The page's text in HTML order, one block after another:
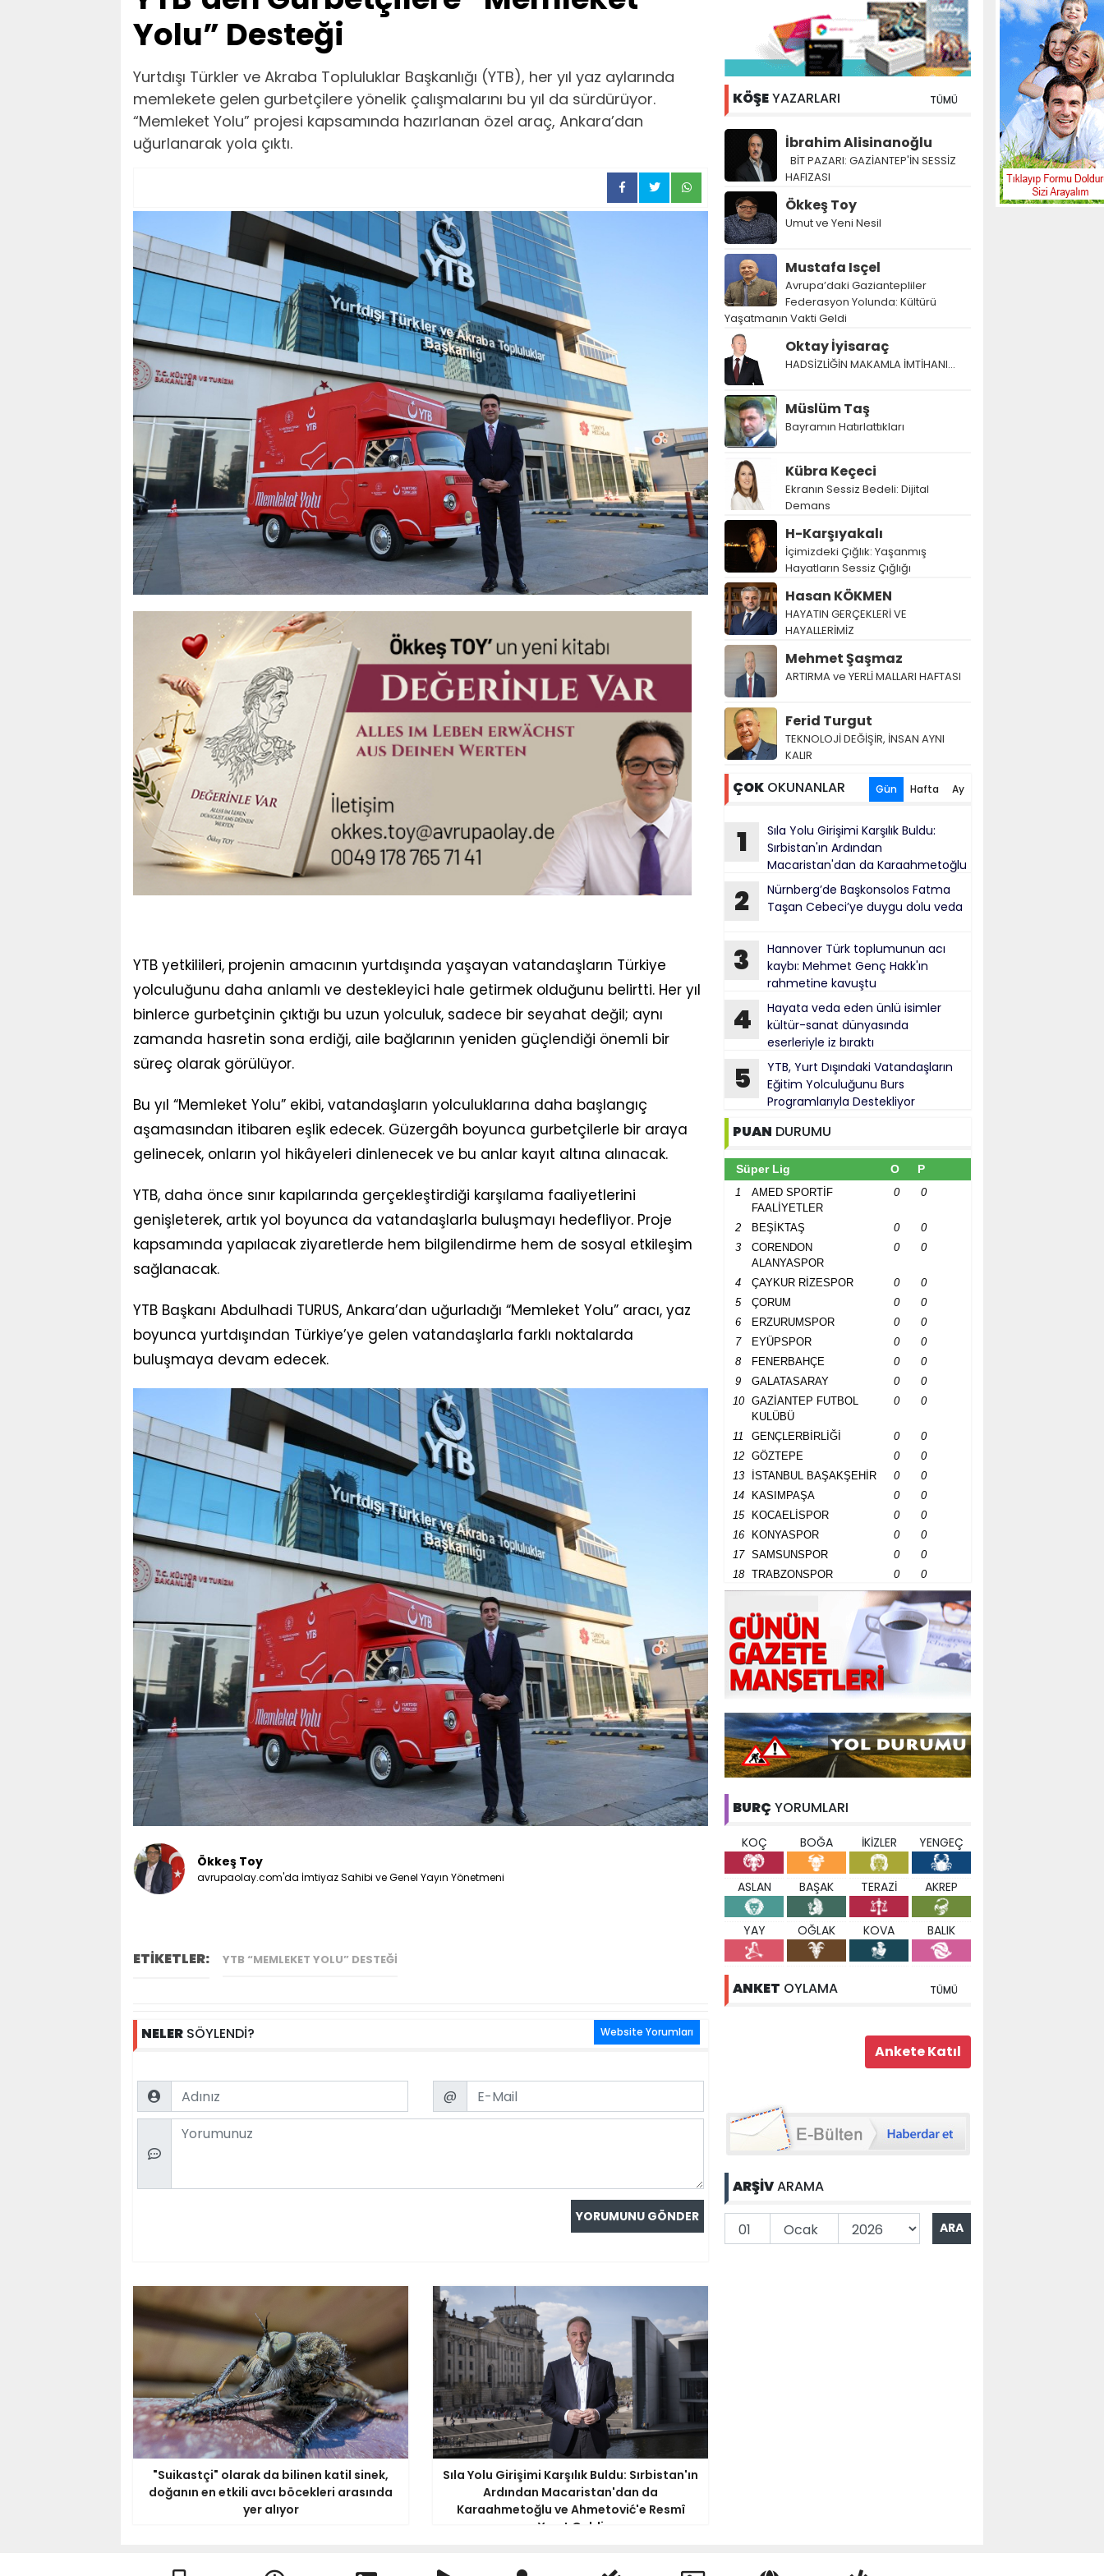
Yolu” Desteği
Yurtdışı Türkler ve Akraba Topluluklar Başkanlığı (YTB), her yıl yaz aylarında
memlekete gelen gurbetçilere yönelik çalışmalarını bu yıl da sürdürüyor.
“Memleket Yolu” projesi kapsamında hazırlanan özel araç, Ankara’dan
uğurlanarak yola çıktı.
YTB yetkilileri, projenin amacının yurtdışında yaşayan vatandaşların Türkiye
yolculuğunu daha anlamlı ve destekleyici hale getirmek olduğunu belirtti. Her yıl
binlerce gurbetçinin çıktığı bu uzun yolculuk, sadece bir seyahat değil; aynı
zamanda hasretin sona erdiği, aile bağlarının yeniden güçlendiği önemli bir
süreç olarak görülüyor.
Bu yıl “Memleket Yolu” ekibi, vatandaşların yolculuklarına daha başlangıç
aşamasından itibaren eşlik edecek. Güzergâh boyunca gurbetçilerle bir araya
gelinecek, onların yol hikâyeleri dinlenecek ve bu anlar kayıt altına alınacak.
YTB, daha önce sınır kapılarında gerçekleştirdiği karşılama faaliyetlerini
genişleterek, artık yol boyunca da vatandaşlarla buluşmayı hedefliyor. Proje
kapsamında yapılacak ziyaretlerde hem bilgilendirme hem de sosyal etkileşim
sağlanacak.
YTB Başkanı Abdulhadi TURUS, Ankara’dan uğurladığı “Memleket Yolu” aracı, yaz
boyunca yurtdışından Türkiye’ye gelen vatandaşlarla farklı noktalarda
buluşmaya devam edecek.
Ökkeş Toy
avrupaolay.com'da İmtiyaz Sahibi ve Genel Yayın Yönetmeni
ETİKETLER: YTB “MEMLEKET YOLU” DESTEĞI
NELER SÖYLENDİ? Website Yorumları
Name Email
@
Comment
"Suikastçi" olarak da bilinen katil sinek,
doğanın en etkili avcı böcekleri arasında
yer alıyor
Sıla Yolu Girişimi Karşılık Buldu: Sırbistan'ın
Ardından Macaristan'dan da
Karaahmetoğlu ve Ahmetović'e Resmî
Yanıt Geldi
KÖŞEYAZARLARI TÜMÜ
İbrahim Alisinanoğlu
BİT PAZARI: GAZİANTEP'İN SESSİZ
HAFIZASI
Ökkeş Toy
Umut ve Yeni Nesil
Mustafa Isçel
Avrupa’daki Gaziantepliler
Federasyon Yolunda: Kültürü
Yaşatmanın Vakti Geldi
Oktay İyisaraç
HADSİZLİĞİN MAKAMLA İMTİHANI…
Müslüm Taş
Bayramın Hatırlattıkları
Kübra Keçeci
Ekranın Sessiz Bedeli: Dijital
Demans
H-Karşıyakalı
İçimizdeki Çığlık: Yaşanmış
Hayatların Sessiz Çığlığı
Hasan KÖKMEN
HAYATIN GERÇEKLERİ VE
HAYALLERİMİZ
Mehmet Şaşmaz
ARTIRMA ve YERLİ MALLARI HAFTASI
Ferid Turgut
TEKNOLOJİ DEĞİŞİR, İNSAN AYNI
KALIR
ÇOK OKUNANLAR Gün Hafta Ay
1
Sıla Yolu Girişimi Karşılık Buldu:
Sırbistan'ın Ardından
Macaristan'dan da Karaahmetoğlu
ve Ahmetović'e Resmî Yanıt Geldi
2
Nürnberg’de Başkonsolos Fatma
Taşan Cebeci’ye duygu dolu veda
3
Hannover Türk toplumunun acı
kaybı: Mehmet Genç Hakk'ın
rahmetine kavuştu
4
Hayata veda eden ünlü isimler
kültür-sanat dünyasında
eserleriyle iz bıraktı
5
YTB, Yurt Dışındaki Vatandaşların
Eğitim Yolculuğunu Burs
Programlarıyla Destekliyor
PUAN DURUMU
Süper Lig O P
1
AMED SPORTİF
FAALİYETLER
0 0
2 BEŞİKTAŞ 0
0
3
CORENDON
ALANYASPOR
0 0
4 ÇAYKUR RİZESPOR 0
0
5
ÇORUM 0
0
6
ERZURUMSPOR 0
0
7
EYÜPSPOR 0
0
8
FENERBAHÇE 0
0
9
GALATASARAY 0
0
10
GAZİANTEP FUTBOL
KULÜBÜ
0 0
11 GENÇLERBİRLİĞİ 0
0
12
GÖZTEPE 0
0
13
İSTANBUL BAŞAKŞEHİR 0
0
14
KASIMPAŞA 0
0
15
KOCAELİSPOR 0
0
16
KONYASPOR 0
0
17
SAMSUNSPOR 0
0
18
TRABZONSPOR 0 0
BURÇ YORUMLARI
KOÇ BOĞA İKİZLER YENGEÇ
ASLAN BAŞAK TERAZİ AKREP
YAY OĞLAK KOVA BALIK
ANKET OYLAMA TÜMÜ
ARŞİVARAMA